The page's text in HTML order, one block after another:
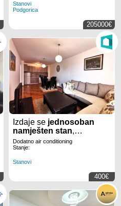
Stanovi
Podgorica
205000€
Izdaje sejednosoban
namješten stan,
površine50m2na
Dodatno air conditioning
Stanje:
Stanovi
400€